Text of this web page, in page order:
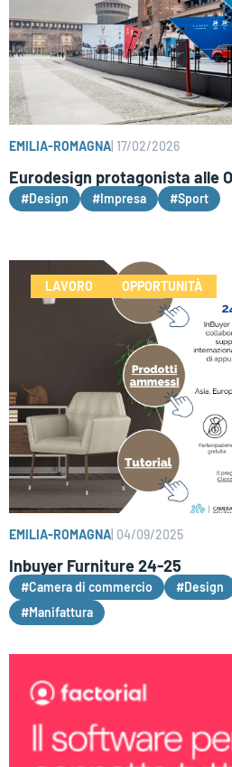
EMILIA-ROMAGNA 17/02/2026
Eurodesign protagonista alle
#Design #Impresa #Sport
LAVORO OPPORTUNITÀ
EMILIA-ROMAGNA 04/09/2025
Inbuyer Furniture 24-25
#Camera di commercio #Design
#Manifattura